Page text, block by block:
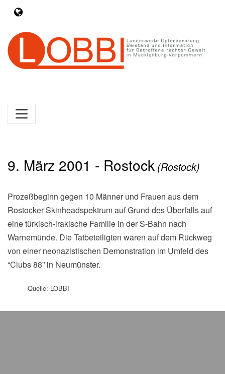
9. März 2001 - Rostock (Rostock)
Prozeßbeginn gegen 10 Männer und Frauen aus dem
Rostocker Skinheadspektrum auf Grund des Überfalls auf
eine türkisch-irakische Familie in der S-Bahn nach
Warnemünde. Die Tatbeteiligten waren auf dem Rückweg
von einer neonazistischen Demonstration im Umfeld des
“Clubs 88” in Neumünster.
Quelle: LOBBI